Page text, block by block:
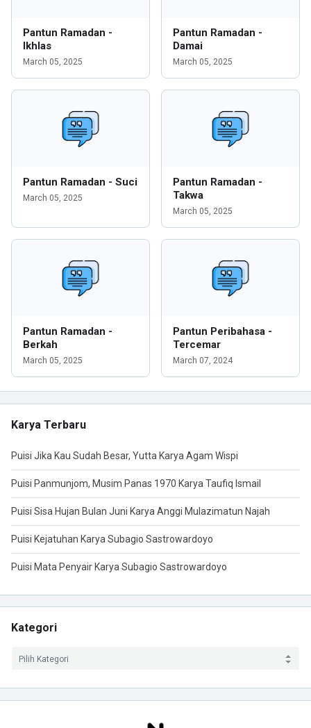
Pantun Ramadan -
Ikhlas
March 05, 2025
Pantun Ramadan -
Damai
March 05, 2025
Pantun Ramadan - Suci
March 05, 2025
Pantun Ramadan -
Takwa
March 05, 2025
Pantun Ramadan -
Berkah
March 05, 2025
Pantun Peribahasa -
Tercemar
March 07, 2024
Karya Terbaru
Puisi Jika Kau Sudah Besar, Yutta Karya Agam Wispi
Puisi Panmunjom, Musim Panas 1970 Karya Taufiq Ismail
Puisi Sisa Hujan Bulan Juni Karya Anggi Mulazimatun Najah
Puisi Kejatuhan Karya Subagio Sastrowardoyo
Puisi Mata Penyair Karya Subagio Sastrowardoyo
Kategori